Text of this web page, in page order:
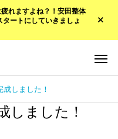
れますよね？！安田整体
ートにしていきましょ
しました！
しました！